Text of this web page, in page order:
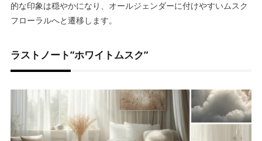
的な印象は穏やかになり、オールジェンダーに付けやすいムスク
フローラルへと遷移します。
ラストノート”ホワイトムスク”